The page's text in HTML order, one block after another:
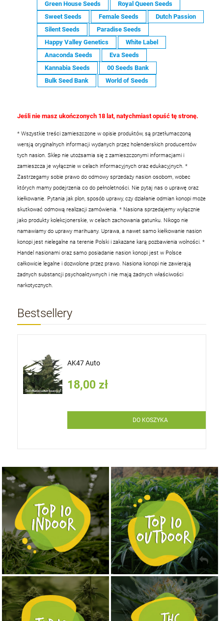
Green House Seeds
Royal Queen Seeds
Sweet Seeds
Female Seeds
Dutch Passion
Silent Seeds
Paradise Seeds
Happy Valley Genetics
White Label
Anaconda Seeds
Eva Seeds
Kannabia Seeds
00 Seeds Bank
Bulk Seed Bank
World of Seeds
Jeśli nie masz ukończonych 18 lat, natychmiast opuść tę stronę.
* Wszystkie treści zamieszczone w opisie produktów, są przetłumaczoną
wersją oryginalnych informacji wydanych przez holenderskich producentów
tych nasion. Sklep nie utożsamia się z zamieszczonymi informacjami i
zamieszcza je wyłącznie w celach informacyjnych oraz edukacyjnych. *
Zastrzegamy sobie prawo do odmowy sprzedaży nasion osobom, wobec
których mamy podejrzenia co do pełnoletności. Nie pytaj nas o uprawę oraz
kiełkowanie. Pytania jak plon, sposób uprawy, czy działanie odmian konopi może
skutkować odmową realizacji zamówienia. * Nasiona sprzedajemy wyłącznie
jako produkty kolekcjonerskie, w celach zachowania gatunku. Nikogo nie
namawiamy do uprawy marihuany. Uprawa, a nawet samo kiełkowanie nasion
konopi jest nielegalne na terenie Polski i zakazane karą pozbawienia wolności. *
Handel nasionami oraz samo posiadanie nasion konopi jest w Polsce
całkowicie legalne i dozwolone przez prawo. Nasiona konopi nie zawierają
żadnych substancji psychoaktywnych i nie mają żadnych właściwości
narkotycznych.
Bestsellery
AK47 Auto
18,00 zł
DO KOSZYKA
NASIONA MARIHUANY TOP 10 INDOOR
KUP TERAZ NASIONA MARIHUANY TOP 10 OUTDOOR
KUP TERAZ
NASIONA MARIHUANY TOP 10 AUTOFLOWERING
KUP TERAZ MOCNE ODMIANY MARIHUANY THC OD 24 - 37%
KUP TERAZ